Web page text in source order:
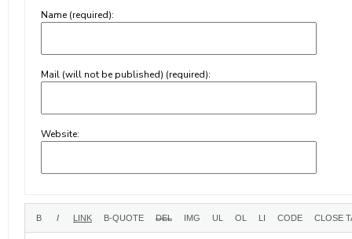
Name (required):
Mail (will not be published) (required):
Website: